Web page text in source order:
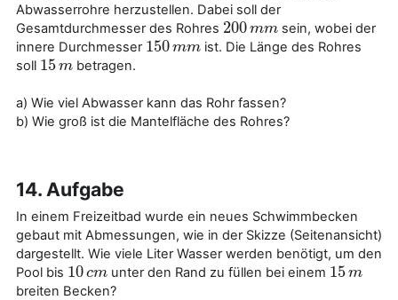
Abwasserrohre herzustellen. Dabei soll der
Gesamtdurchmesser des Rohres 200mm
200mm sein, wobei der
innere Durchmesser 150mm
150mm
ist. Die Länge des Rohres
soll 15m
15m betragen.
a) Wie viel Abwasser kann das Rohr fassen?
b) Wie groß ist die Mantelfläche des Rohres?
14. Aufgabe
In einem Freizeitbad wurde ein neues Schwimmbecken
gebaut mit Abmessungen, wie in der Skizze (Seitenansicht)
dargestellt. Wie viele Liter Wasser werden benötigt, um den
Pool bis 10cm
10cm unter den Rand zu füllen bei einem 15m
15m
breiten Becken?